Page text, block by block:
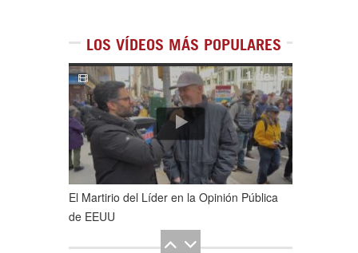
LOS VÍDEOS MÁS POPULARES
1de5
El Martirio del Líder en la Opinión Pública
de EEUU